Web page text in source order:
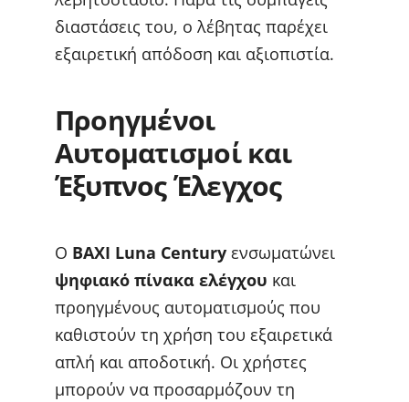
διαστάσεις του, ο λέβητας παρέχει
εξαιρετική απόδοση και αξιοπιστία.
Προηγμένοι
Αυτοματισμοί και
Έξυπνος Έλεγχος
Ο BAXI Luna Centuryενσωματώνει
ψηφιακό πίνακα ελέγχου και
προηγμένους αυτοματισμούς που
καθιστούν τη χρήση του εξαιρετικά
απλή και αποδοτική. Οι χρήστες
μπορούν να προσαρμόζουν τη